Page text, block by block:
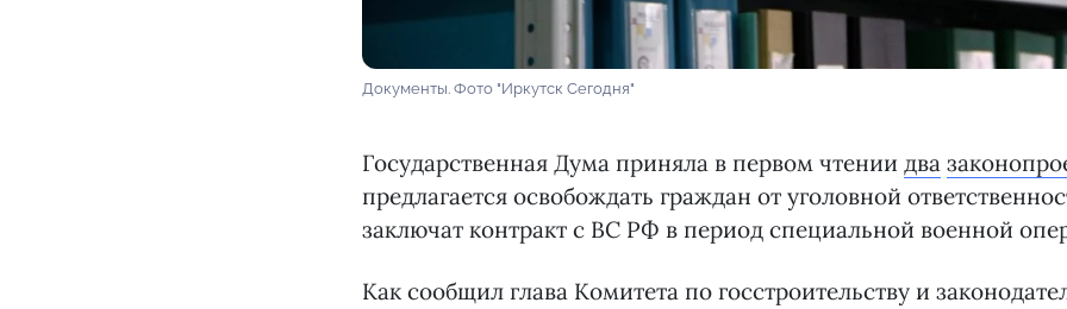
Документы. Фото "Иркутск Сегодня"
Государственная Дума приняла в первом чтении два
предлагается освобождать граждан от уголовной
заключат контракт с ВС РФ в период специальной военной
Как сообщил глава Комитета по госстроительству и